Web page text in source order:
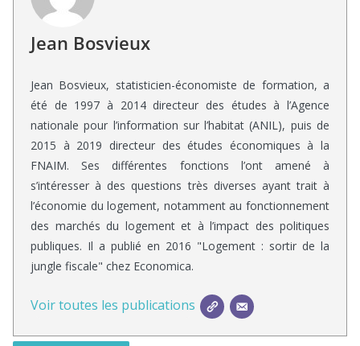
Jean Bosvieux
Jean Bosvieux, statisticien-économiste de formation, a
été de 1997 à 2014 directeur des études à l’Agence
nationale pour l’information sur l’habitat (ANIL), puis de
2015 à 2019 directeur des études économiques à la
FNAIM. Ses différentes fonctions l’ont amené à
s’intéresser à des questions très diverses ayant trait à
l’économie du logement, notamment au fonctionnement
des marchés du logement et à l’impact des politiques
publiques. Il a publié en 2016 "Logement : sortir de la
jungle fiscale" chez Economica.
Voir toutes les publications